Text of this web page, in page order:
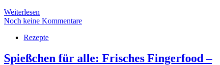
Weiterlesen
Noch keine Kommentare
Rezepte
Spießchen für alle: Frisches Fingerfood –